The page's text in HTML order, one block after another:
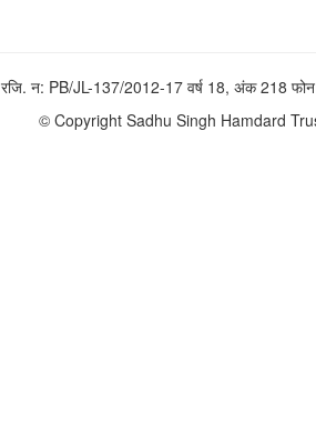
रजि. न: PB/JL-137/2012-17 वर्ष 18, अंक 218
© Copyright Sadhu Singh Hamdard